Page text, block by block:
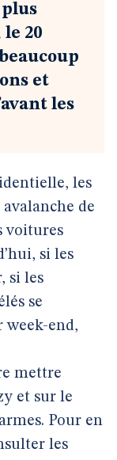
20
et
les
les
de
voitures
si les
si les
se
end,
mettre
et sur le
Pour en
les